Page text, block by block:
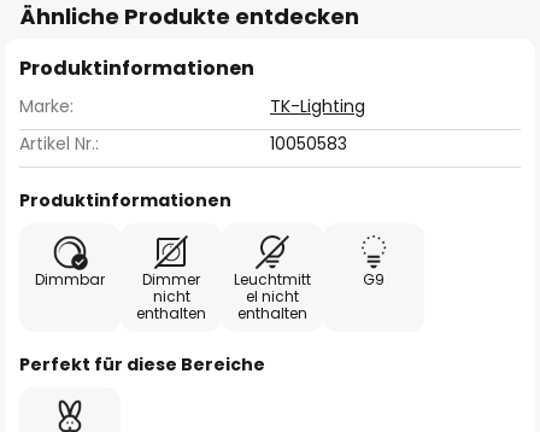
Ähnliche Produkte entdecken
Produktinformationen
Marke:
TK-Lighting
Artikel Nr.:
10050583
Produktinformationen
Dimmbar
Dimmer
nicht
enthalten
Leuchtmitt
el nicht
enthalten
G9
Perfekt für diese Bereiche